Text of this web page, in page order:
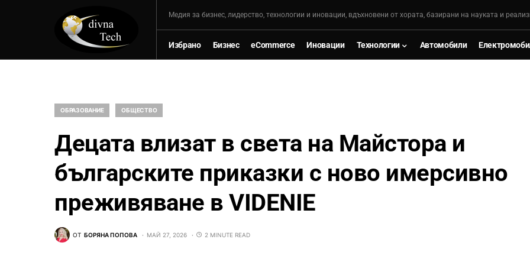
Mедия за бизнес, лидерство, технологии и иновации, вдъхновени от хората, базирани на науката и
Избрано Бизнес eCommerce Иновации Технологии Автомобили
ОБРАЗОВАНИЕ ОБЩЕСТВО
Децата влизат в света на Майстора и
българските приказки с ново имерсивно
преживяване в VIDENIE
ОТ БОРЯНА ПОПОВА МАЙ 27, 2026 2 MINUTE READ